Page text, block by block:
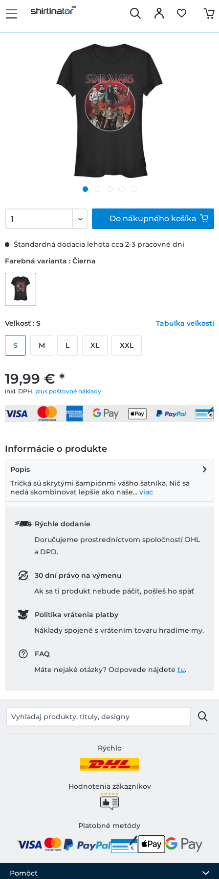
19,99 € *
inkl. DPH. plus poštovné náklady
Štandardná dodacia lehota cca 2-3 pracovné dni
Farebná varianta : Čierna
Veľkosť : S Tabuľka veľkostí
S M L XL XXL
Do nákupného košíka
Informácie o produkte
Popis
Tričká sú skrytými šampiónmi vášho šatníka. Nič sa
nedá skombinovať lepšie ako naše... viac
Rýchle dodanie
Doručujeme prostredníctvom spoločností DHL
a DPD.
30 dní právo na výmenu
Ak sa ti produkt nebude páčiť, pošleš ho späť
Politika vrátenia platby
Náklady spojené s vrátením tovaru hradíme my.
FAQ
Máte nejaké otázky? Odpovede nájdete tu.
Rýchlo
Hodnotenia zákazníkov
Platobné metódy
Pomôcť